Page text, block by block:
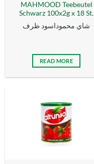
MAHMOOD Teebeutel
Schwarz 100x2g x 18 St.
شاي محموداسود ظرف
READ MORE